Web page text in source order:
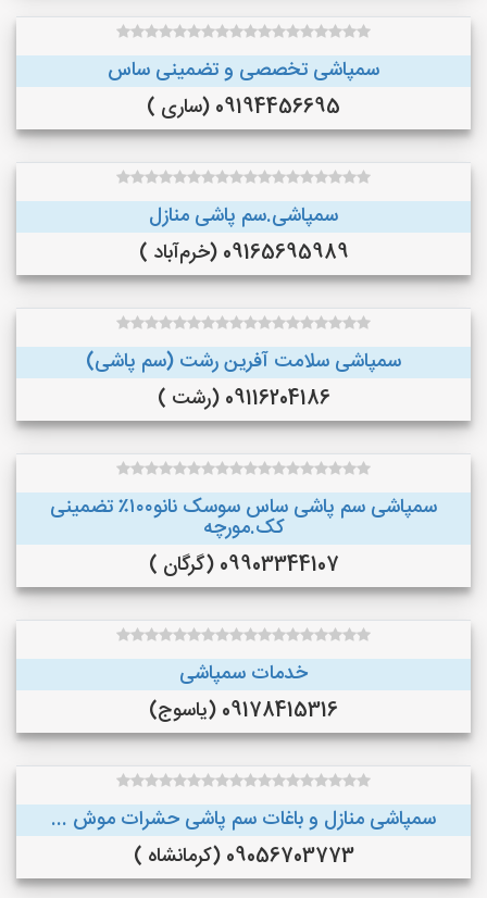
سمپاشی تخصصی و تضمینی ساس
09194456695 (ساری )
سمپاشی.سم پاشی منازل
09165695989 (خرم‌آباد )
سمپاشی سلامت آفرین رشت (سم پاشی)
09116204186 (رشت )
سمپاشی سم پاشی ساس سوسک نانو۱۰۰٪ تضمینی
کک.مورچه
09903344107 (گرگان )
خدمات سمپاشی
09178415316 (یاسوج)
سمپاشی منازل و باغات سم پاشی حشرات موش ...
09056703773 (کرمانشاه )